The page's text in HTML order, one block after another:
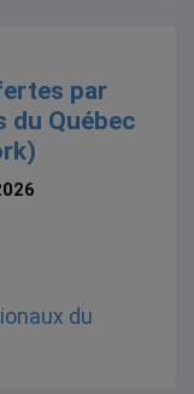
par
du Québec